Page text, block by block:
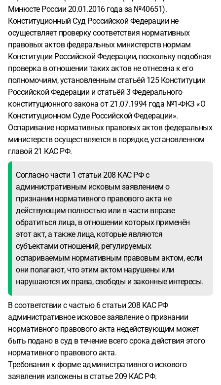
Минюсте России 20.01.2016 года за №40651).
Конституционный Суд Российской Федерации не
осуществляет проверку соответствия нормативных
правовых актов федеральных министерств нормам
Конституции Российской Федерации, поскольку подобная
проверка в отношении таких актов не отнесена к его
полномочиям, установленным статьёй 125 Конституции
Российской Федерации и статьёй 3 Федерального
конституционного закона от 21.07.1994 года №1-ФКЗ «О
Конституционном Суде Российской Федерации».
Оспаривание нормативных правовых актов федеральных
министерств осуществляется в порядке, установленном
главой 21 КАС РФ.
Согласно части 1 статьи 208 КАС РФ с
административным исковым заявлением о
признании нормативного правового акта не
действующим полностью или в части вправе
обратиться лица, в отношении которых применён
этот акт, а также лица, которые являются
субъектами отношений, регулируемых
оспариваемым нормативным правовым актом, если
они полагают, что этим актом нарушены или
нарушаются их права, свободы и законные интересы.
В соответствии с частью 6 статьи 208 КАС РФ
административное исковое заявление о признании
нормативного правового акта недействующим может
быть подано в суд в течение всего срока действия этого
нормативного правового акта.
Требования к форме административного искового
заявления изложены в статье 209 КАС РФ.